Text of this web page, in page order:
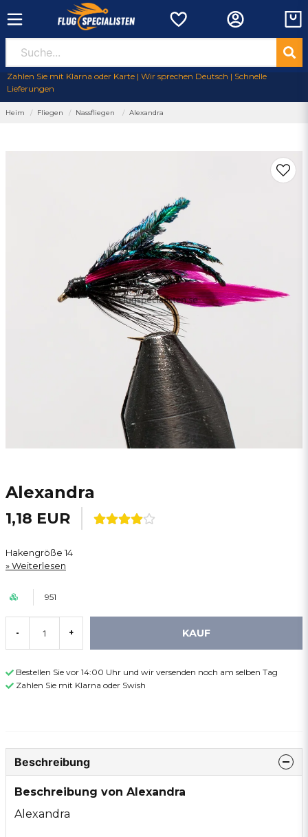
Zahlen Sie mit Klarna oder Karte | Wir sprechen Deutsch | Schnelle
Lieferungen
Heim Fliegen Nassfliegen Alexandra
Alexandra
1,18 EUR
Hakengröße 14
Weiterlesen
951
- + KAUF
Bestellen Sie vor 14:00 Uhr und wir versenden noch am selben Tag
Zahlen Sie mit Klarna oder Swish
Beschreibung
Beschreibung von Alexandra
Alexandra